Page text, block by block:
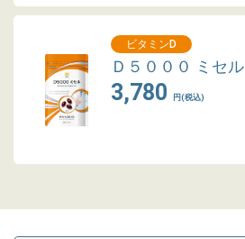
ビタミンD
Ｄ５０００ ミセル
3,780 円(税込)